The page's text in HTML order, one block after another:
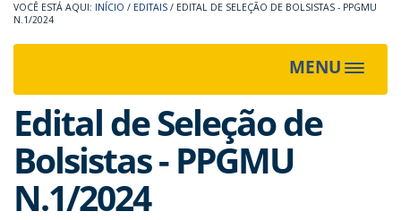
INÍCIO / EDITAIS / EDITAL DE SELEÇÃO DE BOLSISTAS - PPGMU
N.1/2024
MENU
Toggle
Edital de Seleção de
Bolsistas - PPGMU
N.1/2024